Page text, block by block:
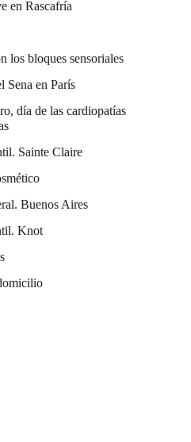
en Rascafría
los bloques sensoriales
Sena en París
día de las cardiopatías
Sainte Claire
Buenos Aires
Knot